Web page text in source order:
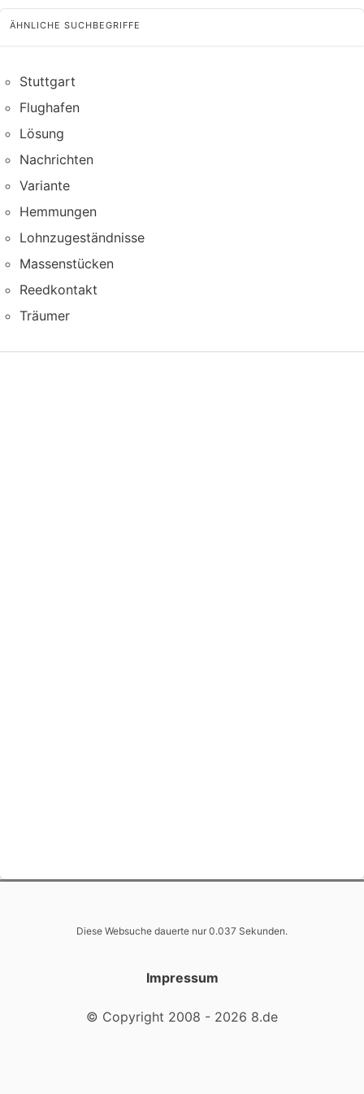
ÄHNLICHE SUCHBEGRIFFE
Stuttgart
Flughafen
Lösung
Nachrichten
Variante
Hemmungen
Lohnzugeständnisse
Massenstücken
Reedkontakt
Träumer
Diese Websuche dauerte nur 0.037 Sekunden.
Impressum
© Copyright 2008 - 2026 8.de